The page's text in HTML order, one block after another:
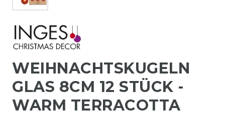
WEIHNACHTSKUGELN
GLAS 8CM 12 STÜCK -
WARM TERRACOTTA